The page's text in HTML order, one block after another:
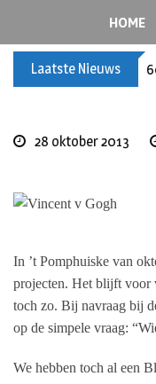
content
HOME
Laatste Nieuws
28 oktober 2013
In ’t Pomphuiske van
projecten. Het blijft voor
toch zo. Bij navraag bij
op de simpele vraag:
We hebben toch al een